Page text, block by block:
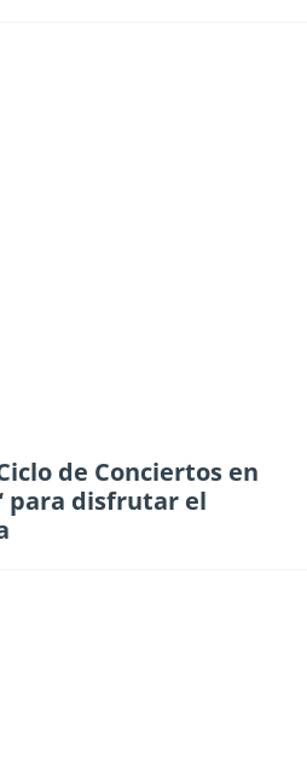
de Conciertos en
para disfrutar el